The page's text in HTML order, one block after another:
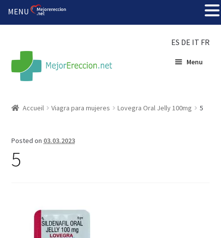
ES DE IT FR
Menu
Organiser une fête
Voyage romantique.
Accueil Viagra para mujeres Lovegra Oral Jelly 100mg 5
Posted on 03.03.2023
5
MENU